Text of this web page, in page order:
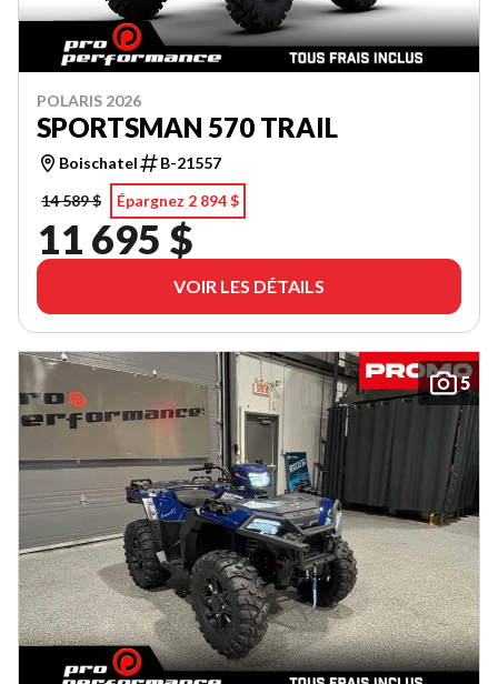
POLARIS 2026
SPORTSMAN 570 TRAIL
Boischatel
B-21557
14 589 $
Épargnez 2 894 $
11 695 $
VOIR LES DÉTAILS
5